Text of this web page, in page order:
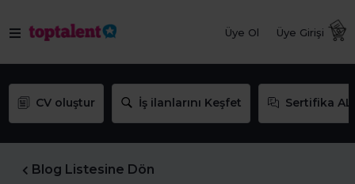
Üye Ol Üye Girişi
CV oluştur İş ilanlarını Keşfet Sertifika AL
Blog Listesine Dön